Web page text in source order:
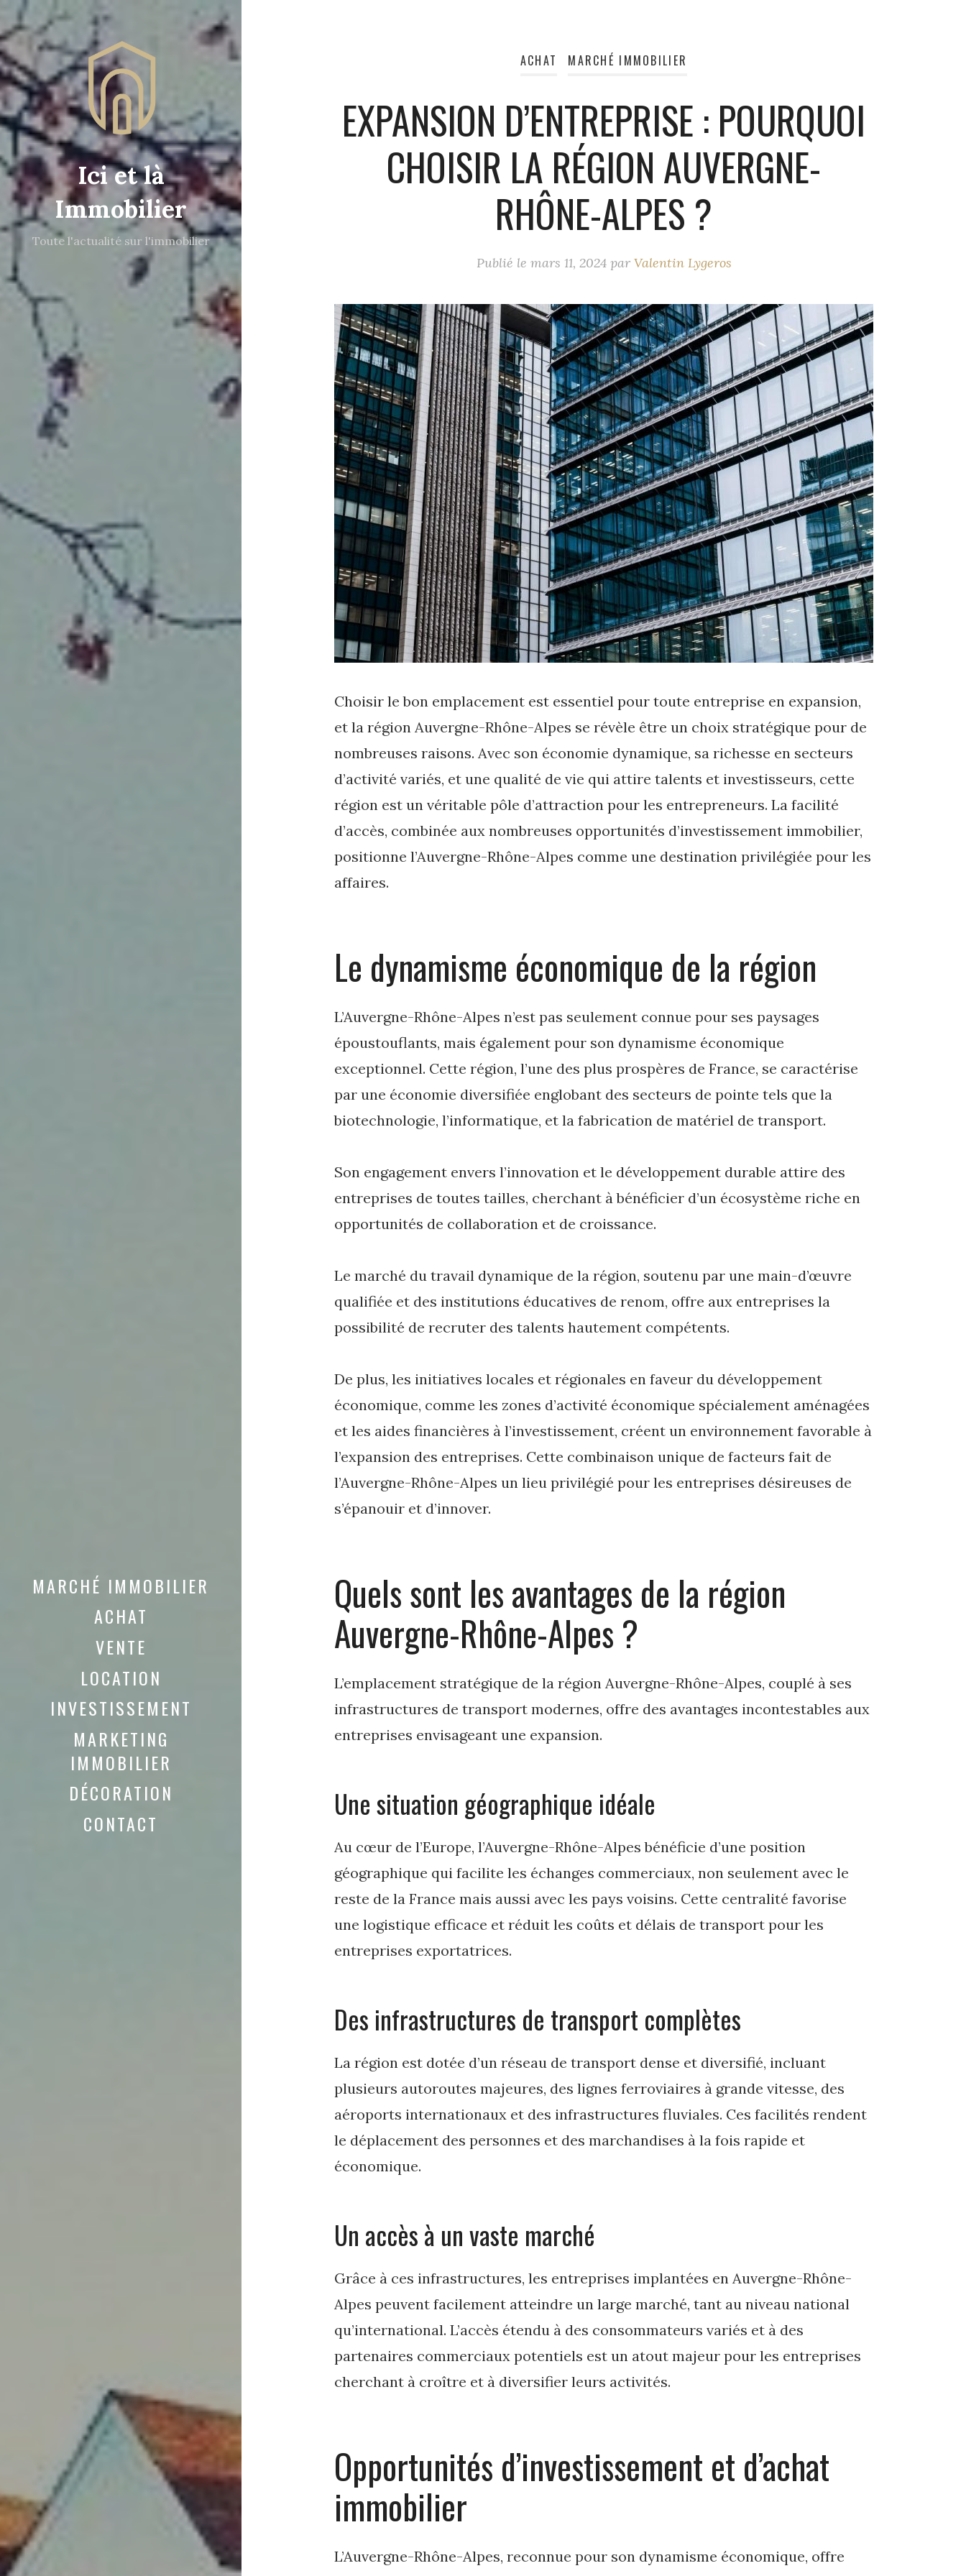
Ici et là
Immobilier
Toute l'actualité sur l'immobilier
MARCHÉ IMMOBILIER
ACHAT
VENTE
LOCATION
INVESTISSEMENT
MARKETING
IMMOBILIER
DÉCORATION
CONTACT
ACHAT MARCHÉ IMMOBILIER
EXPANSION D’ENTREPRISE : POURQUOI
CHOISIR LA RÉGION AUVERGNE-
RHÔNE-ALPES ?
Publié le mars 11, 2024 par Valentin Lygeros
Choisir le bon emplacement est essentiel pour toute entreprise en expansion,
et la région Auvergne-Rhône-Alpes se révèle être un choix stratégique pour de
nombreuses raisons. Avec son économie dynamique, sa richesse en secteurs
d’activité variés, et une qualité de vie qui attire talents et investisseurs, cette
région est un véritable pôle d’attraction pour les entrepreneurs. La facilité
d’accès, combinée aux nombreuses opportunités d’investissement immobilier,
positionne l’Auvergne-Rhône-Alpes comme une destination privilégiée pour les
affaires.
Le dynamisme économique de la région
L’Auvergne-Rhône-Alpes n’est pas seulement connue pour ses paysages
époustouflants, mais également pour son dynamisme économique
exceptionnel. Cette région, l’une des plus prospères de France, se caractérise
par une économie diversifiée englobant des secteurs de pointe tels que la
biotechnologie, l’informatique, et la fabrication de matériel de transport.
Son engagement envers l’innovation et le développement durable attire des
entreprises de toutes tailles, cherchant à bénéficier d’un écosystème riche en
opportunités de collaboration et de croissance.
Le marché du travail dynamique de la région, soutenu par une main-d’œuvre
qualifiée et des institutions éducatives de renom, offre aux entreprises la
possibilité de recruter des talents hautement compétents.
De plus, les initiatives locales et régionales en faveur du développement
économique, comme les zones d’activité économique spécialement aménagées
et les aides financières à l’investissement, créent un environnement favorable à
l’expansion des entreprises. Cette combinaison unique de facteurs fait de
l’Auvergne-Rhône-Alpes un lieu privilégié pour les entreprises désireuses de
s’épanouir et d’innover.
Quels sont les avantages de la région
Auvergne-Rhône-Alpes ?
L’emplacement stratégique de la région Auvergne-Rhône-Alpes, couplé à ses
infrastructures de transport modernes, offre des avantages incontestables aux
entreprises envisageant une expansion.
Une situation géographique idéale
Au cœur de l’Europe, l’Auvergne-Rhône-Alpes bénéficie d’une position
géographique qui facilite les échanges commerciaux, non seulement avec le
reste de la France mais aussi avec les pays voisins. Cette centralité favorise
une logistique efficace et réduit les coûts et délais de transport pour les
entreprises exportatrices.
Des infrastructures de transport complètes
La région est dotée d’un réseau de transport dense et diversifié, incluant
plusieurs autoroutes majeures, des lignes ferroviaires à grande vitesse, des
aéroports internationaux et des infrastructures fluviales. Ces facilités rendent
le déplacement des personnes et des marchandises à la fois rapide et
économique.
Un accès à un vaste marché
Grâce à ces infrastructures, les entreprises implantées en Auvergne-Rhône-
Alpes peuvent facilement atteindre un large marché, tant au niveau national
qu’international. L’accès étendu à des consommateurs variés et à des
partenaires commerciaux potentiels est un atout majeur pour les entreprises
cherchant à croître et à diversifier leurs activités.
Opportunités d’investissement et d’achat
immobilier
L’Auvergne-Rhône-Alpes, reconnue pour son dynamisme économique, offre